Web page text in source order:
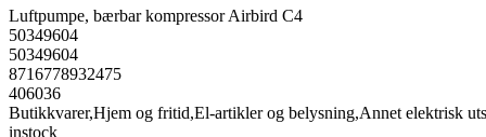
Luftpumpe, bærbar kompressor Airbird C4
50349604
50349604
8716778932475
406036
Butikkvarer,Hjem og fritid,El-artikler og belysning,Annet elektrisk
instock